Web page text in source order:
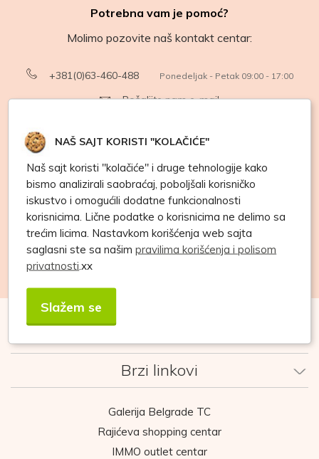
Potrebna vam je pomoć?
Molimo pozovite naš kontakt centar:
+381(0)63-460-488 Ponedeljak - Petak 09:00 - 17:00
Pošaljite nam e-mail
Pogledajte novitete na društvenim mrežama
i zapratite nas:
Brzi linkovi
Galerija Belgrade TC
Rajićeva shopping centar
IMMO outlet centar
NAŠ SAJT KORISTI "KOLAČIĆE"
Naš sajt koristi "kolačiće" i druge tehnologije kako
bismo analizirali saobraćaj, poboljšali korisničko
iskustvo i omogućili dodatne funkcionalnosti
korisnicima. Lične podatke o korisnicima ne delimo sa
trećim licima. Nastavkom korišćenja web sajta
saglasni ste sa našimpravilima korišćenja i polisom
privatnosti .xx
Slažem se